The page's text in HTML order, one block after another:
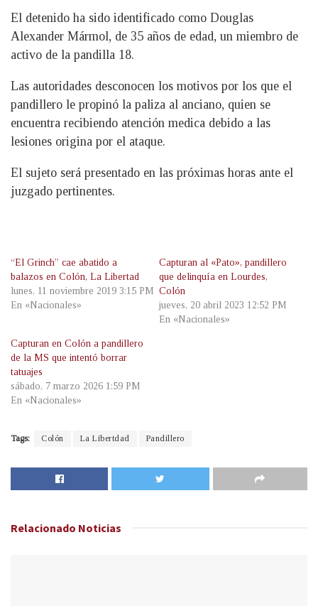
El detenido ha sido identificado como Douglas
Alexander Mármol, de 35 años de edad, un miembro de
activo de la pandilla 18.
Las autoridades desconocen los motivos por los que el
pandillero le propinó la paliza al anciano, quien se
encuentra recibiendo atención medica debido a las
lesiones origina por el ataque.
El sujeto será presentado en las próximas horas ante el
juzgado pertinentes.
“El Grinch” cae abatido a
balazos en Colón, La Libertad
lunes, 11 noviembre 2019 3:15 PM
En «Nacionales»
Capturan al «Pato», pandillero
que delinquía en Lourdes,
Colón
jueves, 20 abril 2023 12:52 PM
En «Nacionales»
Capturan en Colón a pandillero
de la MS que intentó borrar
tatuajes
sábado, 7 marzo 2026 1:59 PM
En «Nacionales»
Tags: Colón La Libertdad Pandillero
Relacionado Noticias